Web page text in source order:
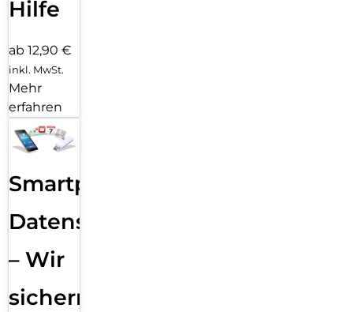
Hilfe
ab 12,90 €
inkl. MwSt.
Mehr
erfahren
Smartphone
Datensicherung
– Wir
sichern